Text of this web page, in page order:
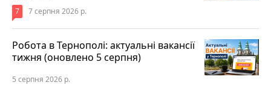
7 7 серпня 2026 р.
Робота в Тернополі: актуальні вакансії
тижня (оновлено 5 серпня)
5 серпня 2026 р.